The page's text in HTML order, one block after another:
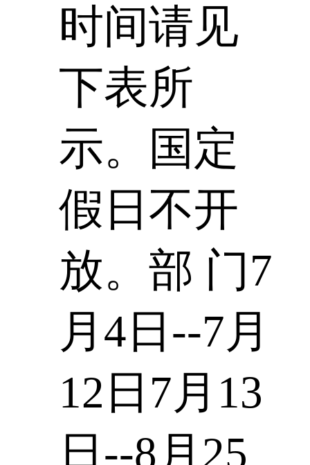
时间请见
下表所
示。国定
假日不开
放。部 门7
月4日--7月
12日7月13
日--8月25